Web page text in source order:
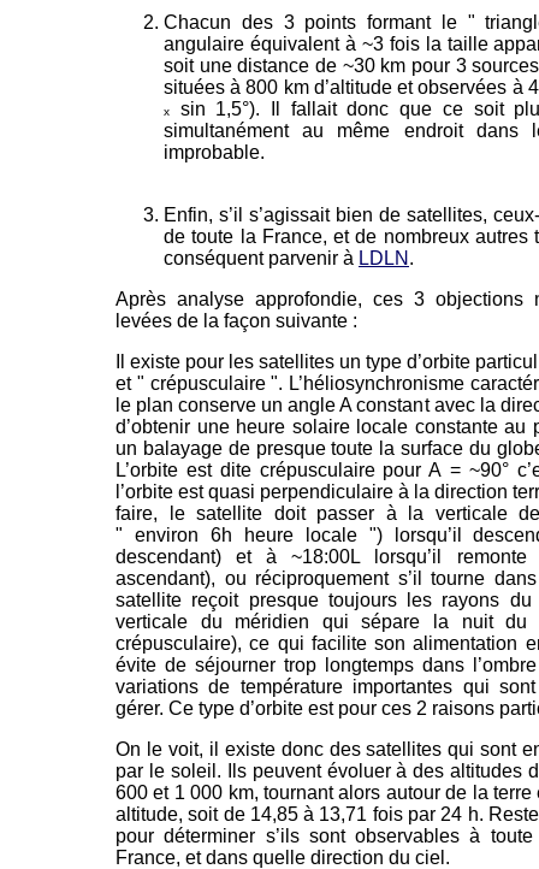
Chacun des 3 points formant le "
angulaire équivalent à ~3 fois la taille
soit une distance de ~30 km pour 3
situées à 800 km d’altitude et observées à
x
sin 1,5°). Il fallait donc que ce soit
simultanément au même endroit
improbable.
Enfin, s’il s’agissait bien de satellites,
de toute la France, et de nombreux autres
conséquent parvenir à LDLN .
Après analyse approfondie, ces 3 objections
levées de la façon suivante :
Il existe pour les satellites un type d’orbite
et " crépusculaire ". L’héliosynchronisme
le plan conserve un angle A constant avec la
d’obtenir une heure solaire locale constante
un balayage de presque toute la surface du
L’orbite est dite crépusculaire pour A = ~90°
l’orbite est quasi perpendiculaire à la direction
faire, le satellite doit passer à la verticale
" environ 6h heure locale ") lorsqu’il
descendant) et à ~18:00L lorsqu’il
ascendant), ou réciproquement s’il tourne
satellite reçoit presque toujours les rayons
verticale du méridien qui sépare la nuit du
crépusculaire), ce qui facilite son alimentation
évite de séjourner trop longtemps dans
variations de température importantes qui
gérer. Ce type d’orbite est pour ces 2 raisons
On le voit, il existe donc des satellites qui sont
par le soleil. Ils peuvent évoluer à des altitudes
600 et 1 000 km, tournant alors autour de la
altitude, soit de 14,85 à 13,71 fois par 24 h.
pour déterminer s’ils sont observables à
France, et dans quelle direction du ciel.